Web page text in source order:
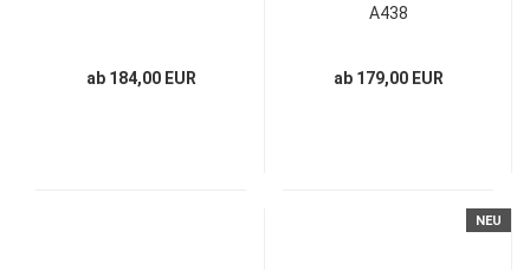
ab 184,00 EUR
A438
ab 179,00 EUR
NEU